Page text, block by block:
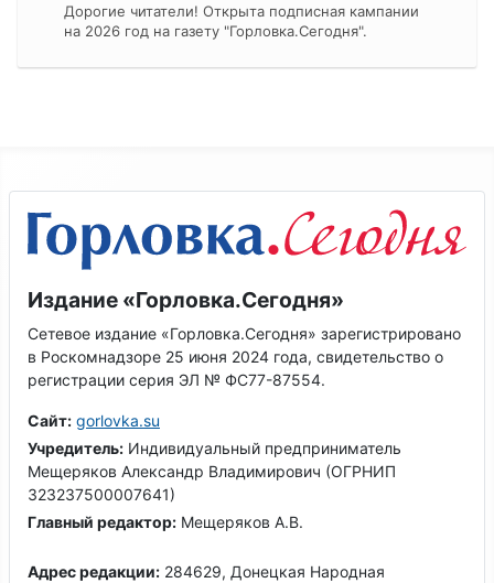
Дорогие читатели! Открыта подписная кампании
на 2026 год на газету "Горловка.Сегодня".
Издание «Горловка.Сегодня»
Сетевое издание «Горловка.Сегодня» зарегистрировано
в Роскомнадзоре 25 июня 2024 года, свидетельство о
регистрации серия ЭЛ № ФС77-87554.
Сайт: gorlovka.su
Учредитель: Индивидуальный предприниматель
Мещеряков Александр Владимирович (ОГРНИП
323237500007641)
Главный редактор: Мещеряков А.В.
Адрес редакции: 284629, Донецкая Народная